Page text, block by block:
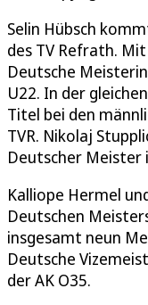
Selin Hübsch
des TV Refrath.
Deutsche
U22. In der
Titel bei den
TVR. Nikolaj
Deutscher Meister
Kalliope Hermel
Deutschen
insgesamt neun
Deutsche
der AK O35.